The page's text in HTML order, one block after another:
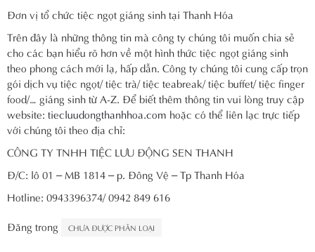
Đơn vị tổ chức tiệc ngọt giáng sinh tại Thanh Hóa
Trên đây là những thông tin mà công ty chúng tôi muốn chia sẻ
cho các bạn hiểu rõ hơn về một hình thức tiệc ngọt giáng sinh
theo phong cách mới lạ, hấp dẫn. Công ty chúng tôi cung cấp trọn
gói dịch vụ tiệc ngọt/ tiệc trà/ tiệc teabreak/ tiệc buffet/ tiệc finger
food/… giáng sinh từ A-Z. Để biết thêm thông tin vui lòng truy cập
website: tiecluudongthanhhoa.com hoặc có thể liên lạc trực tiếp
với chúng tôi theo địa chỉ:
CÔNG TY TNHH TIỆC LƯU ĐỘNG SEN THANH
Đ/C: lô 01 – MB 1814 – p. Đông Vệ – Tp Thanh Hóa
Hotline: 0943396374/ 0942 849 616
Đăng trong
CHƯA ĐƯỢC PHÂN LOẠI